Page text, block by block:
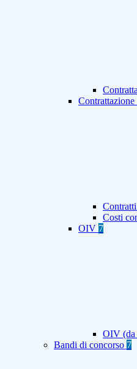
Costi
OIV 7
OIV (da
Bandi di concorso 7